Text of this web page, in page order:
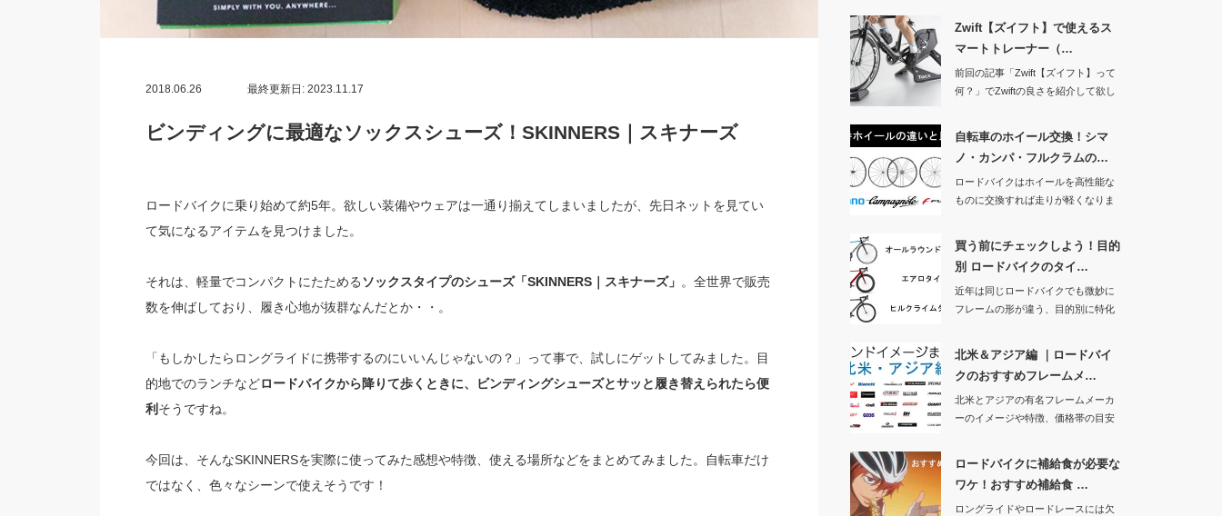
2018.06.26 最終更新日: 2023.11.17
ビンディングに最適なソックスシューズ！SKINNERS｜スキナーズ
ロードバイクに乗り始めて約5年。欲しい装備やウェアは一通り揃えてしまいましたが、先日ネットを見てい
て気になるアイテムを見つけました。
それは、軽量でコンパクトにたためる ソックスタイプのシューズ「SKINNERS｜スキナーズ」 。全世界で販売
数を伸ばしており、履き心地が抜群なんだとか・・。
「もしかしたらロングライドに携帯するのにいいんじゃないの？」って事で、試しにゲットしてみました。目
的地でのランチなどロードバイクから降りて歩くときに、ビンディングシューズとサッと履き替えられたら便
利 そうですね。
今回は、そんなSKINNERSを実際に使ってみた感想や特徴、使える場所などをまとめてみました。自転車だけ
ではなく、色々なシーンで使えそうです！
Zwift【ズイフト】で使えるス
マートトレーナー（…
前回の記事「Zwift【ズイフト】って
何？」でZwiftの良さを紹介して欲し
自転車のホイール交換！シマ
ノ・カンパ・フルクラムの…
ロードバイクはホイールを高性能な
ものに交換すれば走りが軽くなりま
買う前にチェックしよう！目的
別 ロードバイクのタイ…
近年は同じロードバイクでも微妙に
フレームの形が違う、目的別に特化
北米＆アジア編 ｜ロードバイ
クのおすすめフレームメ…
北米とアジアの有名フレームメーカ
ーのイメージや特徴、価格帯の目安
ロードバイクに補給食が必要な
ワケ！おすすめ補給食 …
ロングライドやロードレースには欠